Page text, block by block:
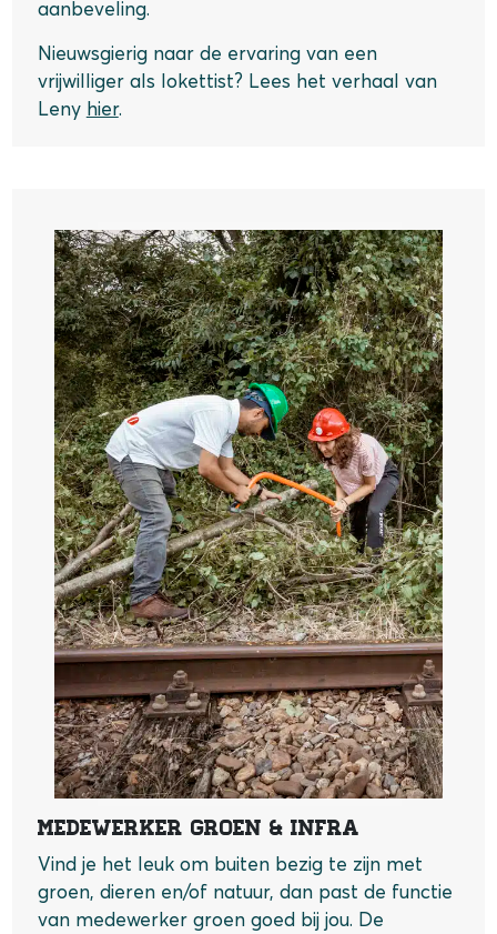
aanbeveling.
Nieuwsgierig naar de ervaring van een
vrijwilliger als lokettist? Lees het verhaal van
Leny hier.
Medewerker Groen & Infra
Vind je het leuk om buiten bezig te zijn met
groen, dieren en/of natuur, dan past de functie
van medewerker groen goed bij jou. De